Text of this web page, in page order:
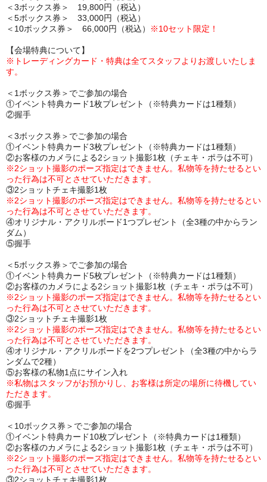
＜3ボックス券＞ 19,800円（税込）
＜5ボックス券＞ 33,000円（税込）
＜10ボックス券＞ 66,000円（税込）
※10セット限定！
【会場特典について】
※トレーディングカード・特典は全てスタッフよりお渡しいたしま
す。
＜1ボックス券＞でご参加の場合
①イベント特典カード1枚プレゼント（※特典カードは1種類）
②握手
＜3ボックス券＞でご参加の場合
①イベント特典カード3枚プレゼント（※特典カードは1種類）
②お客様のカメラによる2ショット撮影1枚（チェキ・ポラは不可）
※2ショット撮影のポーズ指定はできません。私物等を持たせるとい
った行為は不可とさせていただきます。
③2ショットチェキ撮影1枚
※2ショット撮影のポーズ指定はできません。私物等を持たせるとい
った行為は不可とさせていただきます。
④オリジナル・アクリルボード1つプレゼント（全3種の中からラン
ダム）
⑤握手
＜5ボックス券＞でご参加の場合
①イベント特典カード5枚プレゼント（※特典カードは1種類）
②お客様のカメラによる2ショット撮影1枚（チェキ・ポラは不可）
※2ショット撮影のポーズ指定はできません。私物等を持たせるとい
った行為は不可とさせていただきます。
③2ショットチェキ撮影1枚
※2ショット撮影のポーズ指定はできません。私物等を持たせるとい
った行為は不可とさせていただきます。
④オリジナル・アクリルボードを2つプレゼント（全3種の中からラ
ンダムで2種）
⑤お客様の私物1点にサイン入れ
※私物はスタッフがお預かりし、お客様は所定の場所に待機してい
ただきます。
⑥握手
＜10ボックス券＞でご参加の場合
①イベント特典カード10枚プレゼント（※特典カードは1種類）
②お客様のカメラによる2ショット撮影1枚（チェキ・ポラは不可）
※2ショット撮影のポーズ指定はできません。私物等を持たせるとい
った行為は不可とさせていただきます。
③2ショットチェキ撮影1枚